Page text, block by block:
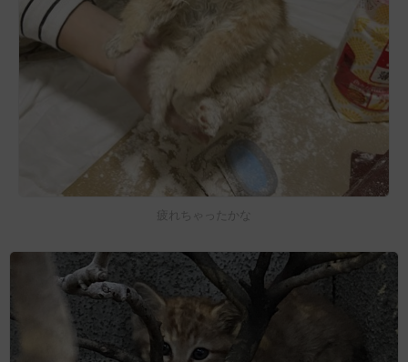
疲れちゃったかな